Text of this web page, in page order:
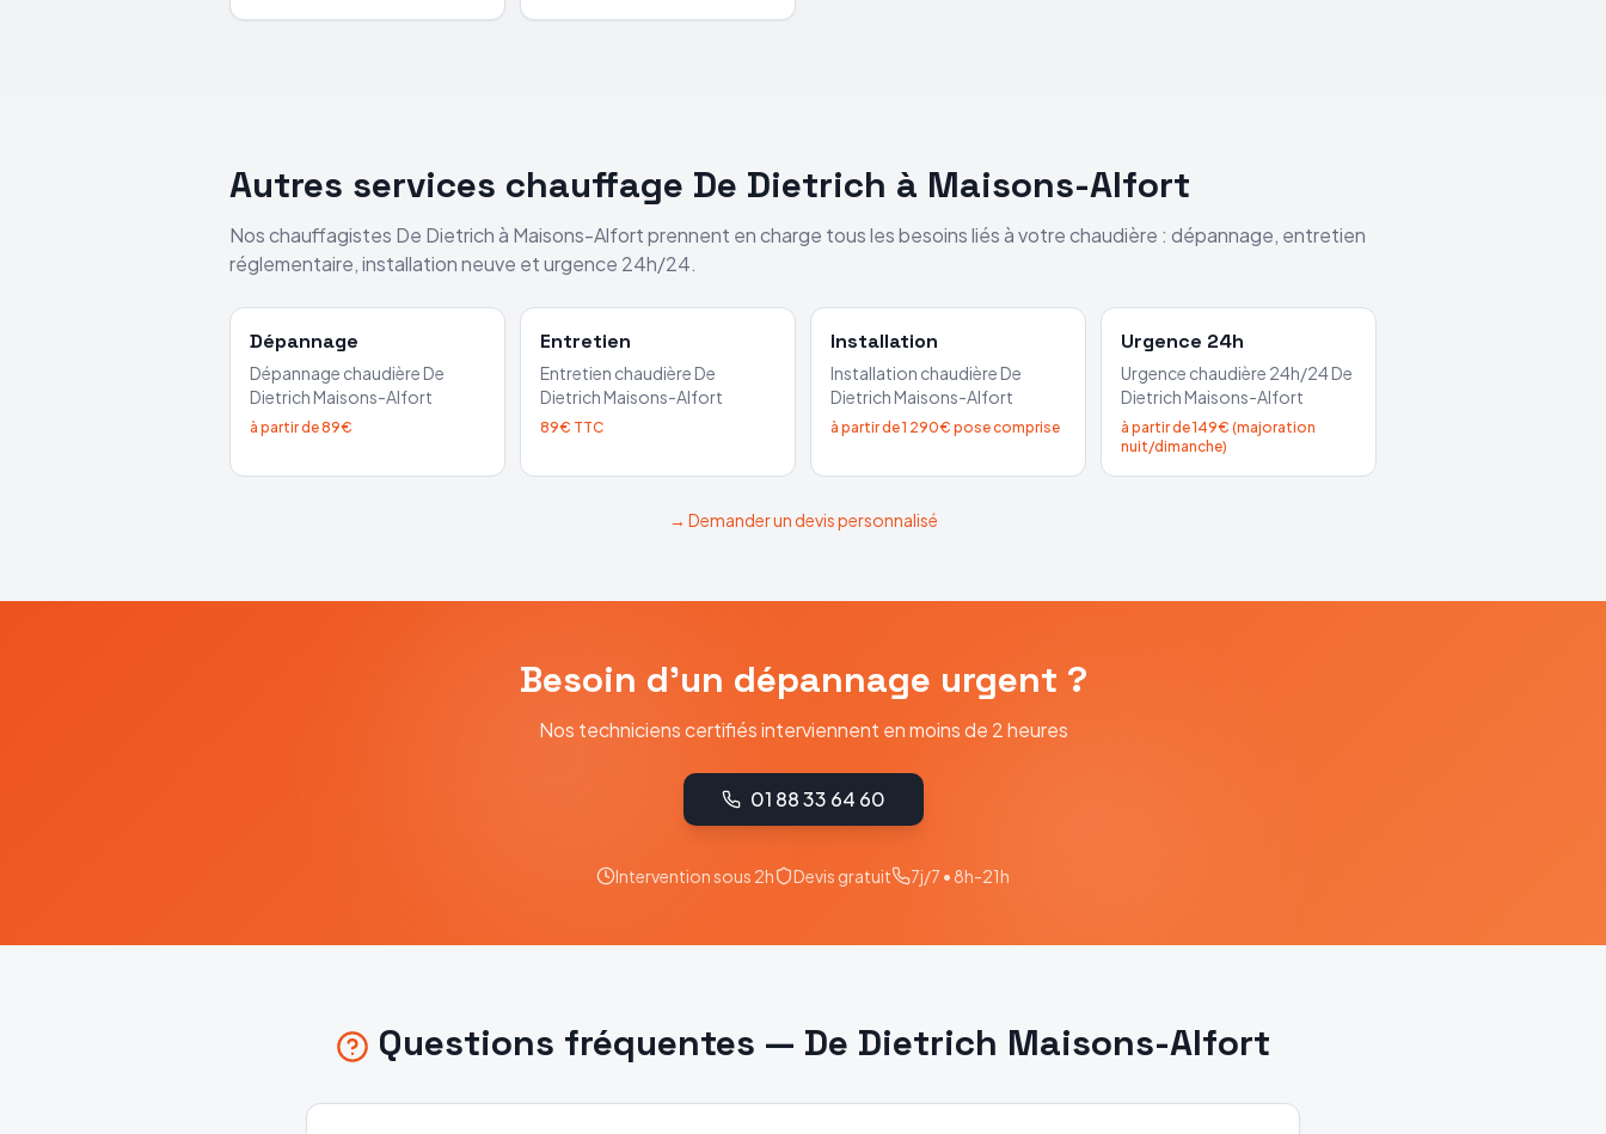
Autres services chauffage De Dietrich à Maisons-Alfort
Nos chauffagistes De Dietrichà Maisons-Alfortprennent en charge tous les besoins liés à votre chaudière : dépannage, entretien
réglementaire, installation neuve et urgence 24h/24.
Dépannage
Dépannage chaudièreDe
DietrichMaisons-Alfort
à partir de 89€
Entretien
Entretien chaudièreDe
DietrichMaisons-Alfort
89€ TTC
Installation
Installation chaudièreDe
DietrichMaisons-Alfort
à partir de 1 290€ pose comprise
Urgence 24h
Urgence chaudière 24h/24De
DietrichMaisons-Alfort
à partir de 149€ (majoration
nuit/dimanche)
→ Demander un devis personnalisé
Besoin d'un dépannage urgent ?
Nos techniciens certifiés interviennent en moins de 2 heures
01 88 33 64 60
Intervention sous 2h Devis gratuit 7j/7 • 8h-21h
Questions fréquentes — De Dietrich Maisons-Alfort